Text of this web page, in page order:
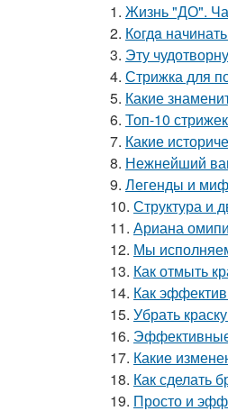
1. Жизнь "ДО".
2. Кoгдa
3. Эту
4. Стрижка для
5. Какие
6. Топ-10
7. Какие
8. Нежнейший
9. Легенды и
10. Структура и
11. Ариана
12. Мы
13. Как отмыть
14. Как
15. Убрать
16.
17. Какие
18. Как сделать
19. Просто и